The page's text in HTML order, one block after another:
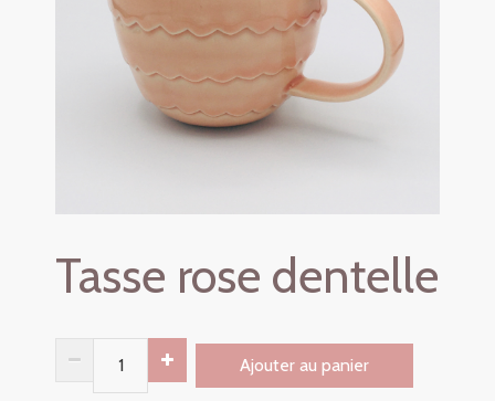
Tasse rose dentelle
Tasse
Ajouter au panier